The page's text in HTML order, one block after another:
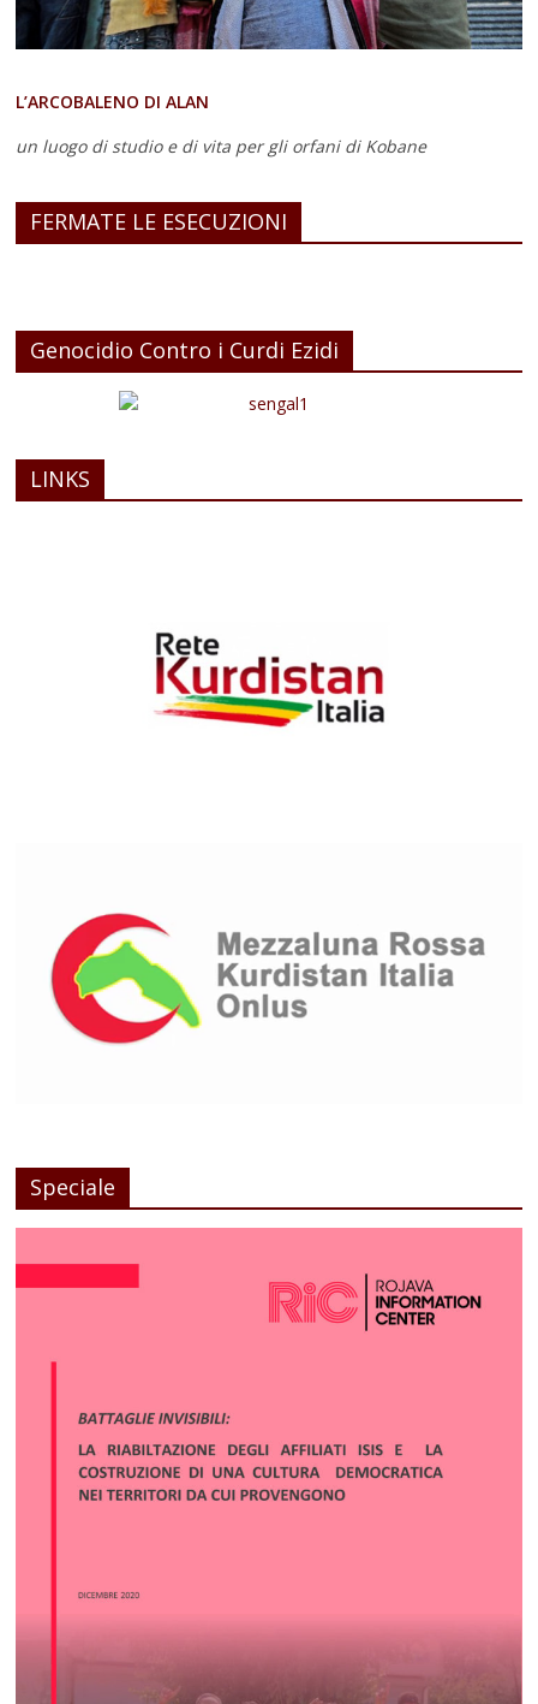
L’ARCOBALENO DI ALAN
un luogo di studio e di vita per gli orfani di Kobane
FERMATE LE ESECUZIONI
Genocidio Contro i Curdi Ezidi
LINKS
Speciale